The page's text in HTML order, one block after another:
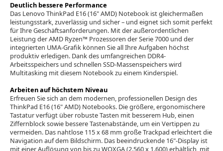
Deutlich bessere Performance
Das Lenovo ThinkPad E16 (16" AMD) Notebook ist gleichermaßen
leistungsstark, zuverlässig und sicher – und eignet sich somit perfekt
für Ihre Geschäftsanforderungen. Mit der außerordentlichen
Leistung der AMD Ryzen™ Prozessoren der Serie 7000 und der
integrierten UMA-Grafik können Sie all Ihre Aufgaben höchst
produktiv erledigen. Dank des umfangreichen DDR4-
Arbeitsspeichers und schnellen SSD-Massenspeichers wird
Multitasking mit diesem Notebook zu einem Kinderspiel.
Arbeiten auf höchstem Niveau
Erfreuen Sie sich an dem modernen, professionellen Design des
ThinkPad E16 (16" AMD) Notebooks. Die größere, ergonomischere
Tastatur verfügt über robuste Tasten mit besserem Hub, einen
Ziffernblock sowie bessere Tastenabstände, um ein Vertippen zu
vermeiden. Das nahtlose 115 x 68 mm große Trackpad erleichtert die
Navigation auf dem Bildschirm. Das beeindruckende 16"-Display ist
mit einer Auflösung von bis zu WQXGA (2.560 x 1.600) erhältlich, mit